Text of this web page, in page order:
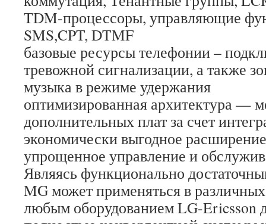
TDM-процессоры, управляющие
SMS,CPT, DTMF
базовые ресурсы телефонии –
тревожной сигнализации, а также
музыка в режиме удержания
оптимизированная архитектура —
дополнительных плат за счет
экономически выгодное
упрощенное управление и
Являясь функционально
MG может применяться в
любым оборудованием LG-Ericsson